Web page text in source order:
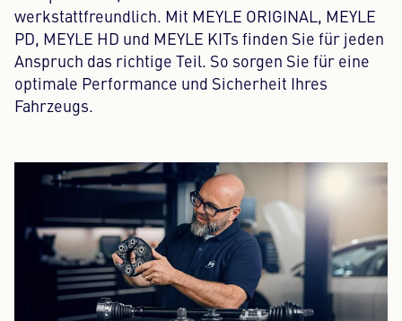
werkstattfreundlich. Mit MEYLE ORIGINAL, MEYLE
PD, MEYLE HD und MEYLE KITs finden Sie für jeden
Anspruch das richtige Teil. So sorgen Sie für eine
optimale Performance und Sicherheit Ihres
Fahrzeugs.